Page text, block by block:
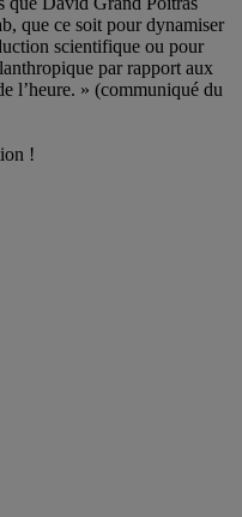
que ce soit pour dynamiser
scientifique ou pour
par rapport aux
l’heure. » (communiqué du
!